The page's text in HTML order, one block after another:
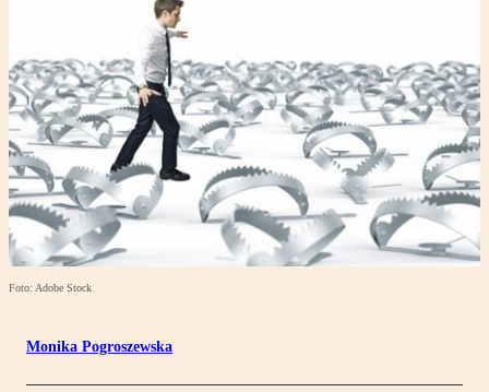
Foto: Adobe Stock
Monika Pogroszewska